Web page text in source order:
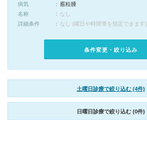
病気
霰粒腫
名称
なし
詳細条件
なし (曜日や時間帯を指定できます)
条件変更・絞り込み
土曜日診療で絞り込む (4件)
日曜日診療で絞り込む (0件)